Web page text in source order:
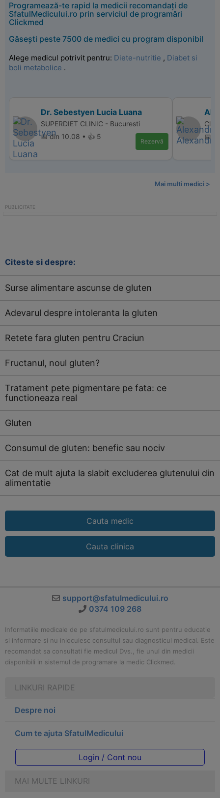
Programează-te rapid la medicii recomandați de
SfatulMedicului.ro prin serviciul de programări
Clickmed
Găsești peste 7500 de medici cu program disponibil
Alege medicul potrivit pentru: Diete-nutritie , Diabet si
boli metabolice .
Dr. Sebestyen Lucia Luana
SUPERDIET CLINIC - Bucuresti
📅 din 10.08 • 👍 5
Rezervă
📅
Mai multi medici >
Citeste si despre:
Surse alimentare ascunse de gluten
Adevarul despre intoleranta la gluten
Retete fara gluten pentru Craciun
Fructanul, noul gluten?
Tratament pete pigmentare pe fata: ce
functioneaza real
Gluten
Consumul de gluten: benefic sau nociv
Cat de mult ajuta la slabit excluderea glutenului din
alimentatie
Cauta medic
Cauta clinica
support@sfatulmedicului.ro
0374 109 268
Informatiile medicale de pe sfatulmedicului.ro sunt pentru educatie
si informare si nu inlocuiesc consultul sau diagnosticul medical. Este
recomandat sa consultati fie medicul Dvs., fie unul din medicii
disponibili in sistemul de programare la medic Clickmed.
LINKURI RAPIDE
Despre noi
Cum te ajuta SfatulMedicului
Login / Cont nou
MAI MULTE LINKURI